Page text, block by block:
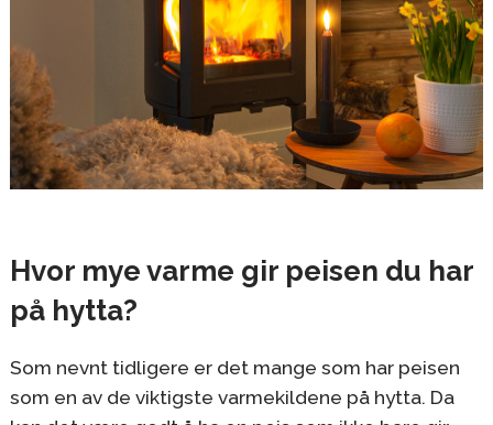
Hvor mye varme gir peisen du har
på hytta?
Som nevnt tidligere er det mange som har peisen
som en av de viktigste varmekildene på hytta. Da